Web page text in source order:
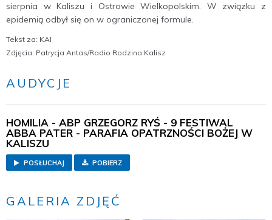
sierpnia w Kaliszu i Ostrowie Wielkopolskim. W związku z
epidemią odbył się on w ograniczonej formule.
Tekst za: KAI
Zdjęcia: Patrycja Antas/Radio Rodzina Kalisz
AUDYCJE
HOMILIA - ABP GRZEGORZ RYŚ - 9 FESTIWAL
ABBA PATER - PARAFIA OPATRZNOŚCI BOŻEJ W
KALISZU
POSŁUCHAJ POBIERZ
GALERIA ZDJĘĆ